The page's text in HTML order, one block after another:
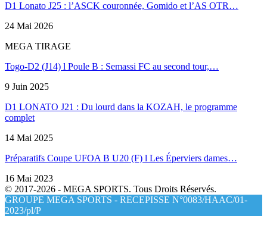
D1 Lonato J25 : l’ASCK couronnée, Gomido et l’AS OTR…
24 Mai 2026
MEGA TIRAGE
Togo-D2 (J14) l Poule B : Semassi FC au second tour,…
9 Juin 2025
D1 LONATO J21 : Du lourd dans la KOZAH, le programme
complet
14 Mai 2025
Préparatifs Coupe UFOA B U20 (F) l Les Éperviers dames…
16 Mai 2023
© 2017-2026 - MEGA SPORTS. Tous Droits Réservés.
GROUPE MEGA SPORTS - RECEPISSE N°0083/HAAC/01-
2023/pl/P